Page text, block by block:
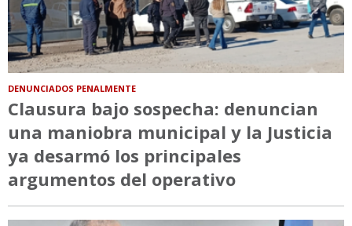
DENUNCIADOS PENALMENTE
Clausura bajo sospecha: denuncian
una maniobra municipal y la Justicia
ya desarmó los principales
argumentos del operativo